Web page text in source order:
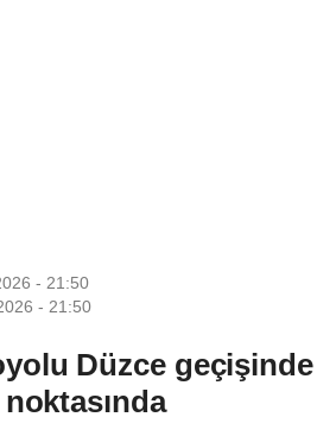
- 21:50
- 21:50
Düzce geçişinde